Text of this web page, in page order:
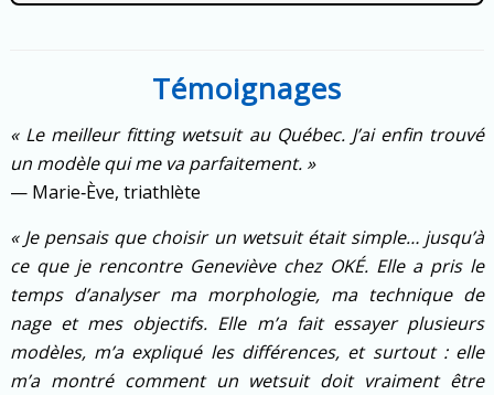
Témoignages
« Le meilleur fitting wetsuit au Québec. J’ai enfin trouvé
un modèle qui me va parfaitement. »
— Marie‑Ève, triathlète
« Je pensais que choisir un wetsuit était simple… jusqu’à
ce que je rencontre Geneviève chez OKÉ. Elle a pris le
temps d’analyser ma morphologie, ma technique de
nage et mes objectifs. Elle m’a fait essayer plusieurs
modèles, m’a expliqué les différences, et surtout : elle
m’a montré comment un wetsuit doit vraiment être